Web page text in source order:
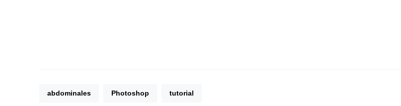
abdominales Photoshop tutorial